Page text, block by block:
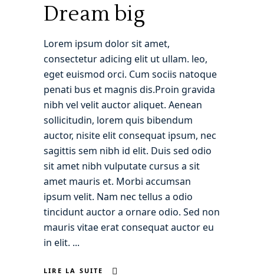
Dream big
Lorem ipsum dolor sit amet,
consectetur adicing elit ut ullam. leo,
eget euismod orci. Cum sociis natoque
penati bus et magnis dis.Proin gravida
nibh vel velit auctor aliquet. Aenean
sollicitudin, lorem quis bibendum
auctor, nisite elit consequat ipsum, nec
sagittis sem nibh id elit. Duis sed odio
sit amet nibh vulputate cursus a sit
amet mauris et. Morbi accumsan
ipsum velit. Nam nec tellus a odio
tincidunt auctor a ornare odio. Sed non
mauris vitae erat consequat auctor eu
in elit.
LIRE LA SUITE